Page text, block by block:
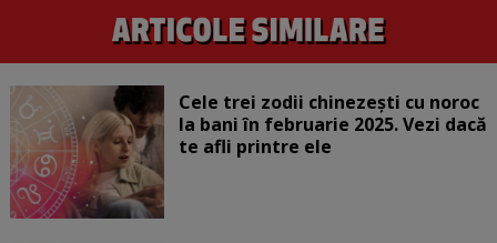
Cele trei zodii chinezești cu noroc
la bani în februarie 2025. Vezi dacă
te afli printre ele